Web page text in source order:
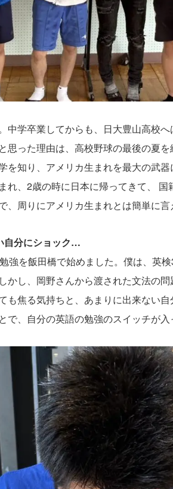
中学卒業してからも、日大豊山高校
思った理由は、高校野球の最後の夏
知り、アメリカ生まれを最大の武器
れ、2歳の時に日本に帰ってきて、
周りにアメリカ生まれとは簡単に言
自分にショック…
強を飯田橋で始めました。僕は、英
かし、岡野さんから渡された文法の
も焦る気持ちと、あまりに出来ない
で、自分の英語の勉強のスイッチが入